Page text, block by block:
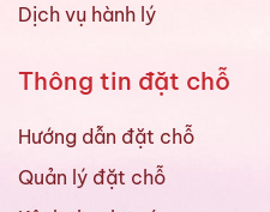
Dịch vụ hành lý
Thông tin đặt chỗ
Hướng dẫn đặt chỗ
Quản lý đặt chỗ